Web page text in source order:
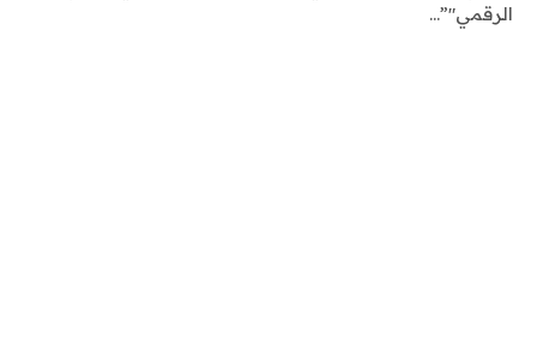
الرقمي"”…